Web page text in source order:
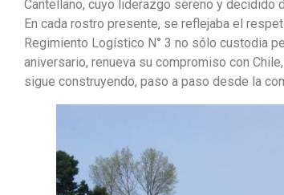
Cantellano, cuyo liderazgo sereno y decidido
En cada rostro presente, se reflejaba el
Regimiento Logístico N° 3 no sólo custodia
aniversario, renueva su compromiso con
sigue construyendo, paso a paso desde la